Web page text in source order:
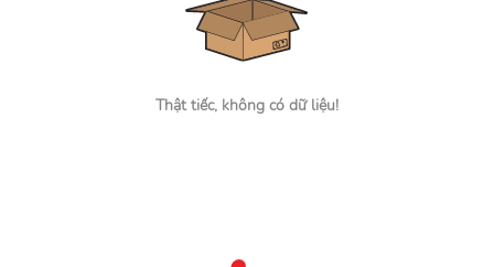
Thật tiếc, không có dữ liệu!